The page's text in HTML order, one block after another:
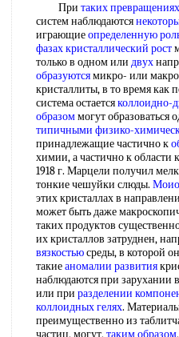
При таких превращениях
систем наблюдаются
играющиеопределенную
фазах кристаллический рост
только в одном или двух
образуютсямикро- или
кристаллиты, в то время как
система остаетсяколлоидно-
образоммогут образоваться
типичными физико-
принадлежащие частично к
химии, а частично к области
1918 г. Марцели получил
тонкие чешуйки слюды.
этих кристаллах в
может быть даже
таких продуктов
их кристаллов затруднен,
вязкостьюсреды, в которой
такиеаномалии развития
наблюдаются при зарухании
или при разделении
коллоидных гелях.
преимущественно из
частиц, могут,таким образом